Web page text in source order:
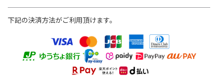
下記の決済方法がご利用頂けます。